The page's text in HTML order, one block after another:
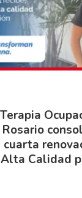
Calidad